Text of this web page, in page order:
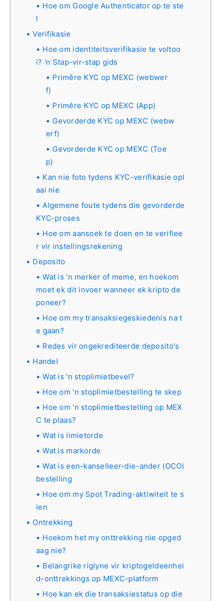
Hoe om Google Authenticator op te ste
l
Verifikasie
Hoe om identiteitsverifikasie te voltoo
i? 'n Stap-vir-stap gids
Primêre KYC op MEXC (webwer
f)
Primêre KYC op MEXC (App)
Gevorderde KYC op MEXC (webw
erf)
Gevorderde KYC op MEXC (Toe
p)
Kan nie foto tydens KYC-verifikasie opl
aai nie
Algemene foute tydens die gevorderde
KYC-proses
Hoe om aansoek te doen en te verifiee
r vir instellingsrekening
Deposito
Wat is 'n merker of meme, en hoekom
moet ek dit invoer wanneer ek kripto de
poneer?
Hoe om my transaksiegeskiedenis na t
e gaan?
Redes vir ongekrediteerde deposito's
Handel
Wat is 'n stoplimietbevel?
Hoe om 'n stoplimietbestelling te skep
Hoe om 'n stoplimietbestelling op MEX
C te plaas?
Wat is limietorde
Wat is markorde
Wat is een-kanselleer-die-ander (OCO)
bestelling
Hoe om my Spot Trading-aktiwiteit te s
ien
Ontrekking
Hoekom het my onttrekking nie opged
aag nie?
Belangrike riglyne vir kriptogeldeenhei
d-onttrekkings op MEXC-platform
Hoe kan ek die transaksiestatus op die